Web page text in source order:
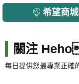
希望商城
關注
每日提供您最專業正確